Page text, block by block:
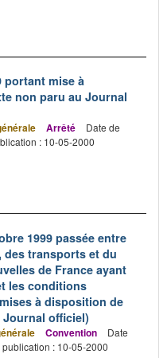
portant mise à
non paru au Journal
Arrêté
Date de
: 10-05-2000
1999 passée entre
des transports et du
de France ayant
les conditions
à disposition de
officiel)
Convention
Date
publication : 10-05-2000